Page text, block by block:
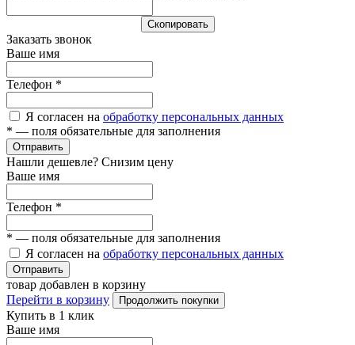
Cкопировать
Заказать звонок
Ваше имя
Телефон *
Я согласен на обработку персональных данных
* — поля обязательные для заполнения
Отправить
Нашли дешевле? Снизим цену
Ваше имя
Телефон *
* — поля обязательные для заполнения
Я согласен на обработку персональных данных
Отправить
товар добавлен в корзину
Перейти в корзину
Продолжить покупки
Купить в 1 клик
Ваше имя